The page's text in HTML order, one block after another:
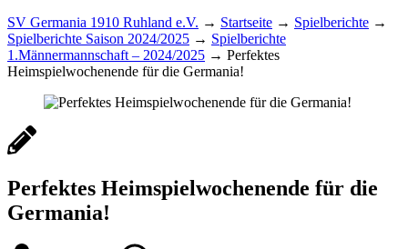
SV Germania 1910 Ruhland e.V. → Startseite → Spielberichte →
Spielberichte Saison 2024/2025 → Spielberichte
1.Männermannschaft – 2024/2025 → Perfektes
Heimspielwochenende für die Germania!
Perfektes Heimspielwochenende für die
Germania!